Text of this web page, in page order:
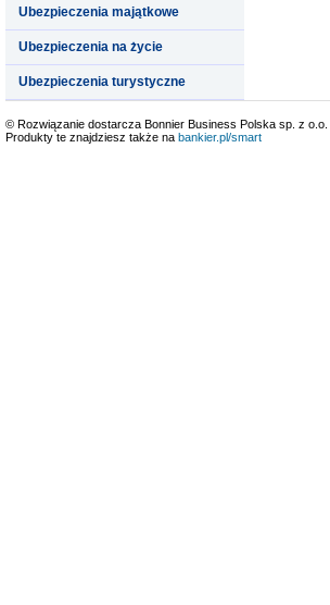
Ubezpieczenia majątkowe
Ubezpieczenia na życie
Ubezpieczenia turystyczne
© Rozwiązanie dostarcza Bonnier Business Polska sp. z
Produkty te znajdziesz także na bankier.pl/smart